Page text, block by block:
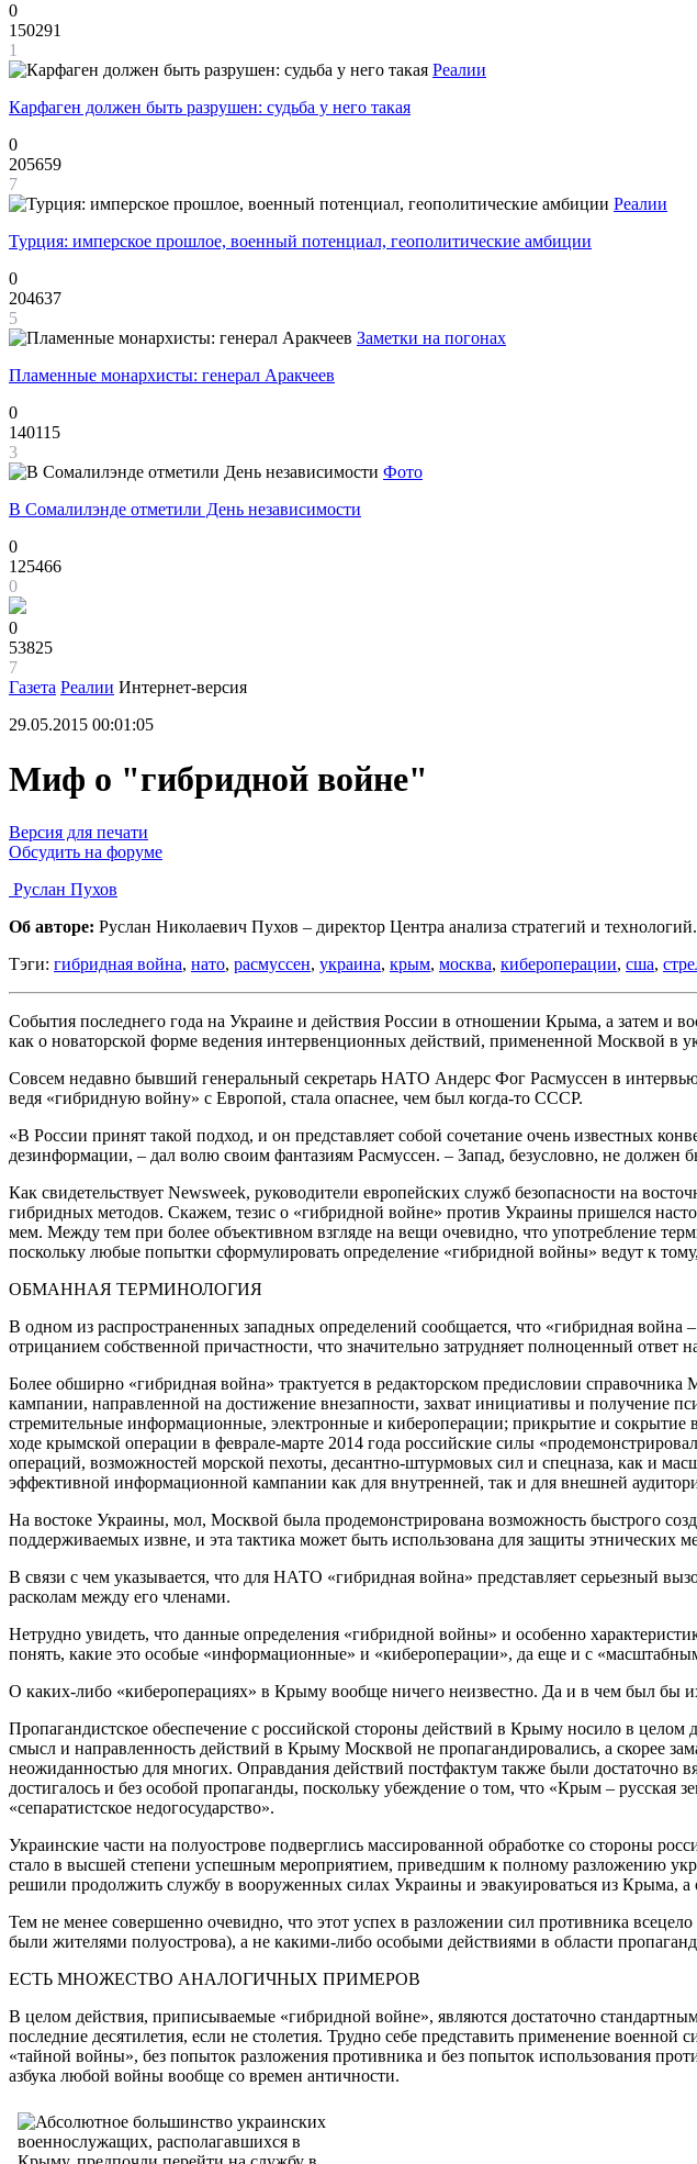
0
150291
1
Реалии
Карфаген должен быть разрушен: судьба у него такая
0
205659
7
Реалии
Турция: имперское прошлое, военный потенциал, геополитические амбиции
0
204637
5
Заметки на погонах
Пламенные монархисты: генерал Аракчеев
0
140115
3
Фото
В Сомалилэнде отметили День независимости
0
125466
0
0
53825
7
Газета Реалии Интернет-версия
29.05.2015 00:01:05
Миф о "гибридной войне"
Версия для печати
Обсудить на форуме
Руслан Пухов
Об авторе: Руслан Николаевич Пухов – директор Центра анализа стратегий и технологий.
Тэги: гибридная война, нато, расмуссен, украина, крым, москва, кибероперации, сша,
События последнего года на Украине и действия России в отношении Крыма, а затем и
как о новаторской форме ведения интервенционных действий, примененной Москвой в
Совсем недавно бывший генеральный секретарь НАТО Андерс Фог Расмуссен в
ведя «гибридную войну» с Европой, стала опаснее, чем был когда-то СССР.
«В России принят такой подход, и он представляет собой сочетание очень известных
дезинформации, – дал волю своим фантазиям Расмуссен. – Запад, безусловно, не
Как свидетельствует Newsweek, руководители европейских служб безопасности на
гибридных методов. Скажем, тезис о «гибридной войне» против Украины пришелся
мем. Между тем при более объективном взгляде на вещи очевидно, что употребление
поскольку любые попытки сформулировать определение «гибридной войны» ведут к
ОБМАННАЯ ТЕРМИНОЛОГИЯ
В одном из распространенных западных определений сообщается, что «гибридная
отрицанием собственной причастности, что значительно затрудняет полноценный ответ
Более обширно «гибридная война» трактуется в редакторском предисловии
кампании, направленной на достижение внезапности, захват инициативы и получение
стремительные информационные, электронные и кибероперации; прикрытие и сокрытие
ходе крымской операции в феврале-марте 2014 года российские силы
операций, возможностей морской пехоты, десантно-штурмовых сил и спецназа, как и
эффективной информационной кампании как для внутренней, так и для внешней
На востоке Украины, мол, Москвой была продемонстрирована возможность быстрого
поддерживаемых извне, и эта тактика может быть использована для защиты этнических
В связи с чем указывается, что для НАТО «гибридная война» представляет серьезный
расколам между его членами.
Нетрудно увидеть, что данные определения «гибридной войны» и особенно
понять, какие это особые «информационные» и «кибероперации», да еще и с
О каких-либо «кибероперациях» в Крыму вообще ничего неизвестно. Да и в чем был бы
Пропагандистское обеспечение с российской стороны действий в Крыму носило в целом
смысл и направленность действий в Крыму Москвой не пропагандировались, а скорее
неожиданностью для многих. Оправдания действий постфактум также были
достигалось и без особой пропаганды, поскольку убеждение о том, что «Крым – русская
«сепаратистское недогосударство».
Украинские части на полуострове подверглись массированной обработке со стороны
стало в высшей степени успешным мероприятием, приведшим к полному разложению
решили продолжить службу в вооруженных силах Украины и эвакуироваться из Крыма,
Тем не менее совершенно очевидно, что этот успех в разложении сил противника
были жителями полуострова), а не какими-либо особыми действиями в области
ЕСТЬ МНОЖЕСТВО АНАЛОГИЧНЫХ ПРИМЕРОВ
В целом действия, приписываемые «гибридной войне», являются достаточно
последние десятилетия, если не столетия. Трудно себе представить применение
«тайной войны», без попыток разложения противника и без попыток использования
азбука любой войны вообще со времен античности.